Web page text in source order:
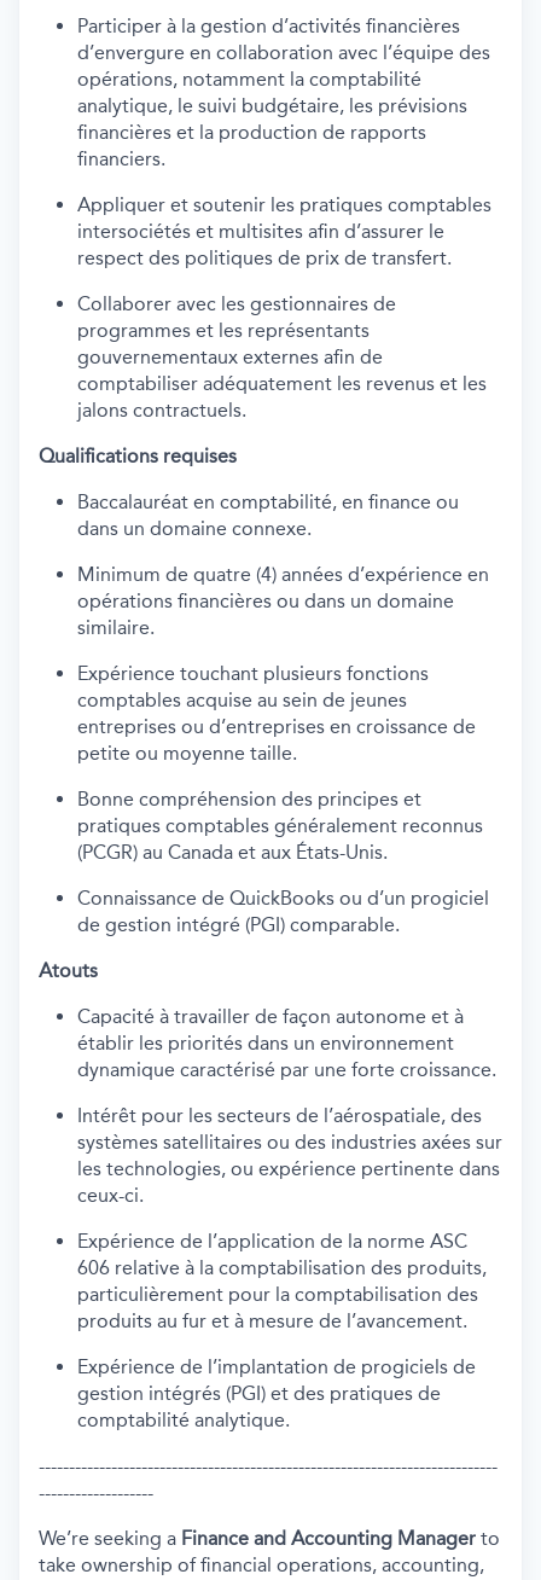
Participer à la gestion d’activités financières
d’envergure en collaboration avec l’équipe des
opérations, notamment la comptabilité
analytique, le suivi budgétaire, les prévisions
financières et la production de rapports
financiers.
Appliquer et soutenir les pratiques comptables
intersociétés et multisites afin d’assurer le
respect des politiques de prix de transfert.
Collaborer avec les gestionnaires de
programmes et les représentants
gouvernementaux externes afin de
comptabiliser adéquatement les revenus et les
jalons contractuels.
Qualifications requises
Baccalauréat en comptabilité, en finance ou
dans un domaine connexe.
Minimum de quatre (4) années d’expérience en
opérations financières ou dans un domaine
similaire.
Expérience touchant plusieurs fonctions
comptables acquise au sein de jeunes
entreprises ou d’entreprises en croissance de
petite ou moyenne taille.
Bonne compréhension des principes et
pratiques comptables généralement reconnus
(PCGR) au Canada et aux États-Unis.
Connaissance de QuickBooks ou d’un progiciel
de gestion intégré (PGI) comparable.
Atouts
Capacité à travailler de façon autonome et à
établir les priorités dans un environnement
dynamique caractérisé par une forte croissance.
Intérêt pour les secteurs de l’aérospatiale, des
systèmes satellitaires ou des industries axées sur
les technologies, ou expérience pertinente dans
ceux-ci.
Expérience de l’application de la norme ASC
606 relative à la comptabilisation des produits,
particulièrement pour la comptabilisation des
produits au fur et à mesure de l’avancement.
Expérience de l’implantation de progiciels de
gestion intégrés (PGI) et des pratiques de
comptabilité analytique.
----------------------------------------------------------------------------
-------------------
We’re seeking a Finance and Accounting Manager to
take ownership of financial operations, accounting,